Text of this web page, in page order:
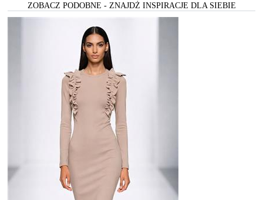
ZOBACZ PODOBNE - ZNAJDŻ INSPIRACJE DLA SIEBIE